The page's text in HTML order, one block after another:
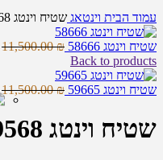
עמוד הבית וינטאג שטיח וינטג 59568
שטיח וינטג 58666 11,500.00₪
Back to products
שטיח וינטג 59665 11,500.00₪
שטיח וינטג 59568